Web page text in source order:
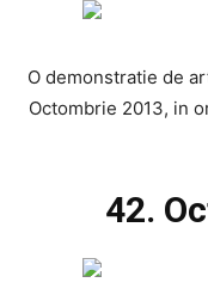
O demonstratie de
Octombrie 2013, in
42.